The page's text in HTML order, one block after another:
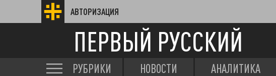
АВТОРИЗАЦИЯ
ПЕРВЫЙ РУССКИЙ
РУБРИКИ НОВОСТИ АНАЛИТИКА